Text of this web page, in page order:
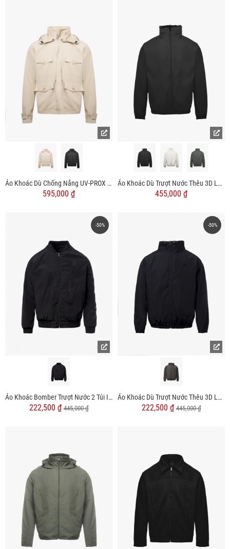
Áo Khoác Dù Chống Nắng UV-PROX Túi Hộp Form Regular AK073
595,000 ₫
Áo Khoác Dù Trượt Nước Thêu 3D Logo 4M Form Regular AK075
455,000 ₫
-50%
Áo Khoác Bomber Trượt Nước 2 Túi In Logo Form Regular AK066
222,500 ₫445,000 ₫
-50%
Áo Khoác Dù Trượt Nước Thêu 3D Logo 4M Form Regular AK069
222,500 ₫445,000 ₫